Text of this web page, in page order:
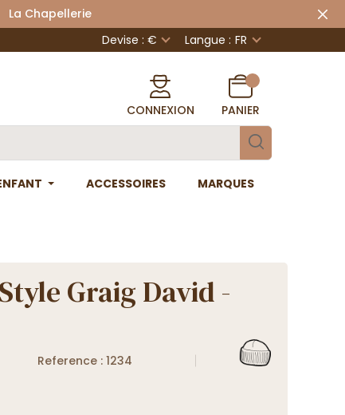
Devise : € Langue : FR
CONNEXION PANIER
ACCESSOIRES MARQUES
Graig David -
Reference : 1234